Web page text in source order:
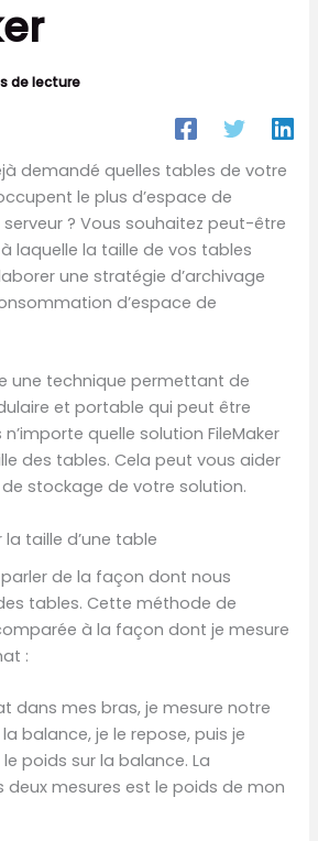
de lecture
demandé quelles tables de votre
le plus d’espace de
? Vous souhaitez peut-être
laquelle la taille de vos tables
une stratégie d’archivage
d’espace de
une technique permettant de
et portable qui peut être
quelle solution FileMaker
des tables. Cela peut vous aider
stockage de votre solution.
taille d’une table
de la façon dont nous
tables. Cette méthode de
à la façon dont je mesure
:
dans mes bras, je mesure notre
balance, je le repose, puis je
poids sur la balance. La
deux mesures est le poids de mon